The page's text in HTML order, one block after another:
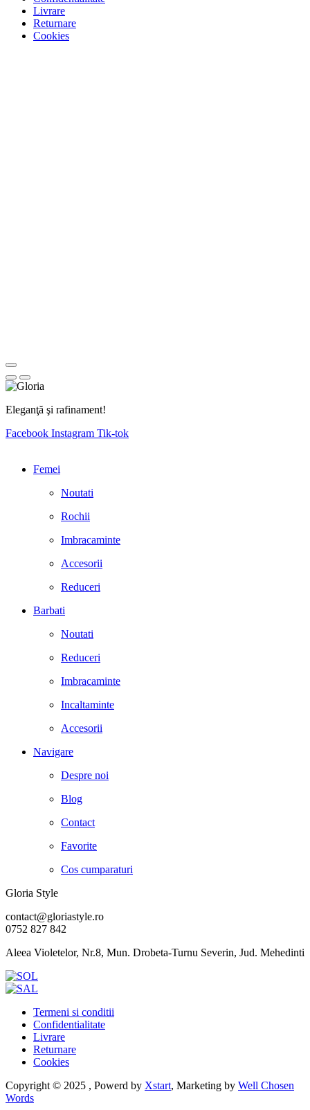
Livrare
Returnare
Cookies
Eleganţă şi rafinament!
Facebook Instagram Tik-tok
Femei
Noutati
Rochii
Imbracaminte
Accesorii
Reduceri
Barbati
Noutati
Reduceri
Imbracaminte
Incaltaminte
Accesorii
Navigare
Despre noi
Blog
Contact
Favorite
Cos cumparaturi
Gloria Style
contact@gloriastyle.ro
0752 827 842
Aleea Violetelor, Nr.8, Mun. Drobeta-Turnu Severin, Jud. Mehedinti
Termeni si conditii
Confidentialitate
Livrare
Returnare
Cookies
Copyright © 2025 , Powerd by Xstart, Marketing by Well Chosen
Words